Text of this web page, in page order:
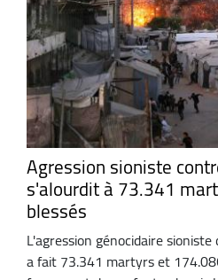
Agression sioniste
s'alourdit à 73.341
blessés
L'agression génocidaire
a fait 73.341 martyrs et